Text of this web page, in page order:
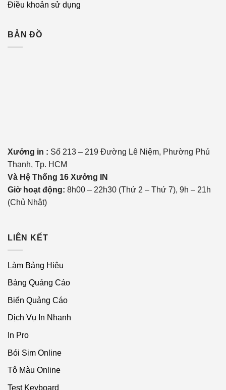
Điều khoản sử dụng
BẢN ĐỒ
Xưởng in : Số 213 – 219 Đường Lê Niệm, Phường Phú
Thạnh, Tp. HCM
Và Hệ Thống 16 Xưởng IN
Giờ hoạt động: 8h00 – 22h30 (Thứ 2 – Thứ 7), 9h – 21h
(Chủ Nhật)
LIÊN KẾT
Làm Bảng Hiệu
Bảng Quảng Cáo
Biển Quảng Cáo
Dịch Vụ In Nhanh
In Pro
Bói Sim Online
Tô Màu Online
Test Keyboard